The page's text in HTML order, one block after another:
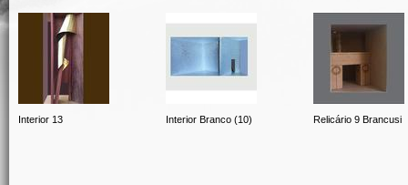
Interior 13 Interior Branco (10) Relicário 9 Brancusi